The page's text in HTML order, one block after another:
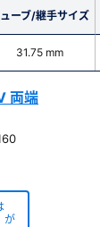
ーブ/継手サイズ
31.75 mm
両端
が